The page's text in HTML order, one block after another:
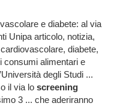
e diabete: al via
Unipa articolo, notizia,
diabete,
consumi alimentari e
degli Studi ...
il via lo screening
3 ... che aderiranno